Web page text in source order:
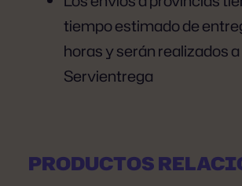
tiempo estimado de
horas y serán realizados
Servientrega
PRODUCTOS